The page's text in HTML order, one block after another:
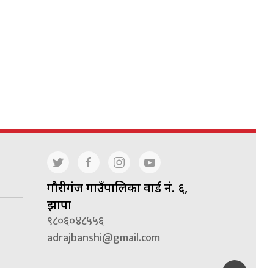
गाैरीगंज गाउँपालिका वार्ड नं. ६,
झापा
९८०६०४८५५६
adrajbanshi@gmail.com